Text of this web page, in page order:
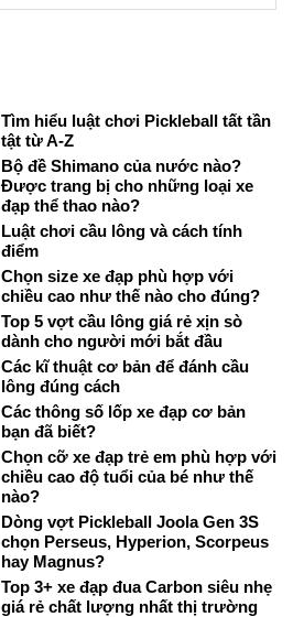
Tìm hiểu luật chơi Pickleball tất tần
tật từ A-Z
Bộ đề Shimano của nước nào?
Được trang bị cho những loại xe
đạp thể thao nào?
Luật chơi cầu lông và cách tính
điểm
Chọn size xe đạp phù hợp với
chiều cao như thế nào cho đúng?
Top 5 vợt cầu lông giá rẻ xịn sò
dành cho người mới bắt đầu
Các kĩ thuật cơ bản để đánh cầu
lông đúng cách
Các thông số lốp xe đạp cơ bản
bạn đã biết?
Chọn cỡ xe đạp trẻ em phù hợp với
chiều cao độ tuổi của bé như thế
nào?
Dòng vợt Pickleball Joola Gen 3S
chọn Perseus, Hyperion, Scorpeus
hay Magnus?
Top 3+ xe đạp đua Carbon siêu nhẹ
giá rẻ chất lượng nhất thị trường